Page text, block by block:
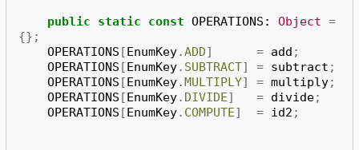
public static const OPERATIONS : Object =
{};
OPERATIONS [ EnumKey.ADD] = add ;
OPERATIONS [ EnumKey. SUBTRACT] = subtract ;
OPERATIONS [ EnumKey. MULTIPLY] = multiply;
OPERATIONS [ EnumKey. DIVIDE] = divide;
OPERATIONS [ EnumKey. COMPUTE] = id2 ;